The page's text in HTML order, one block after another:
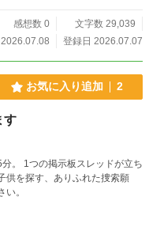
感想数 0
文字数 29,039
登録日 2026.07.07
お気に入り追加 2
す
が立ち
供を探す、ありふれた捜索願
い。